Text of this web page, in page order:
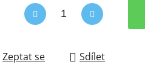
Zeptat se Sdílet